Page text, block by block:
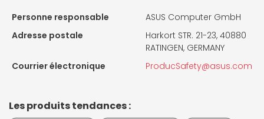
Personne responsable
ASUS Computer GmbH
Adresse postale
Harkort STR. 21-23, 40880
RATINGEN, GERMANY
Courrier électronique
ProducSafety@asus.com
Les produits tendances :